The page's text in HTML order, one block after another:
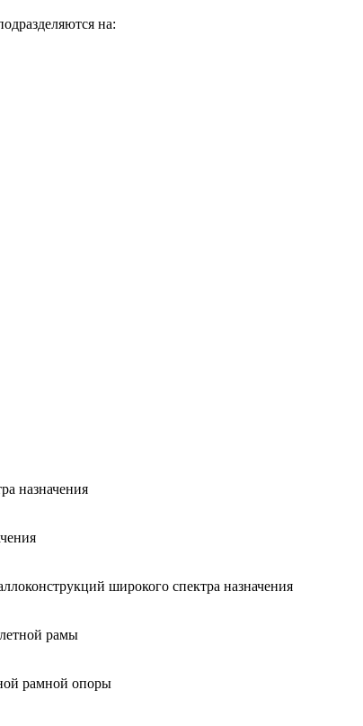
на:
назначения
широкого спектра назначения
рамы
рамной опоры